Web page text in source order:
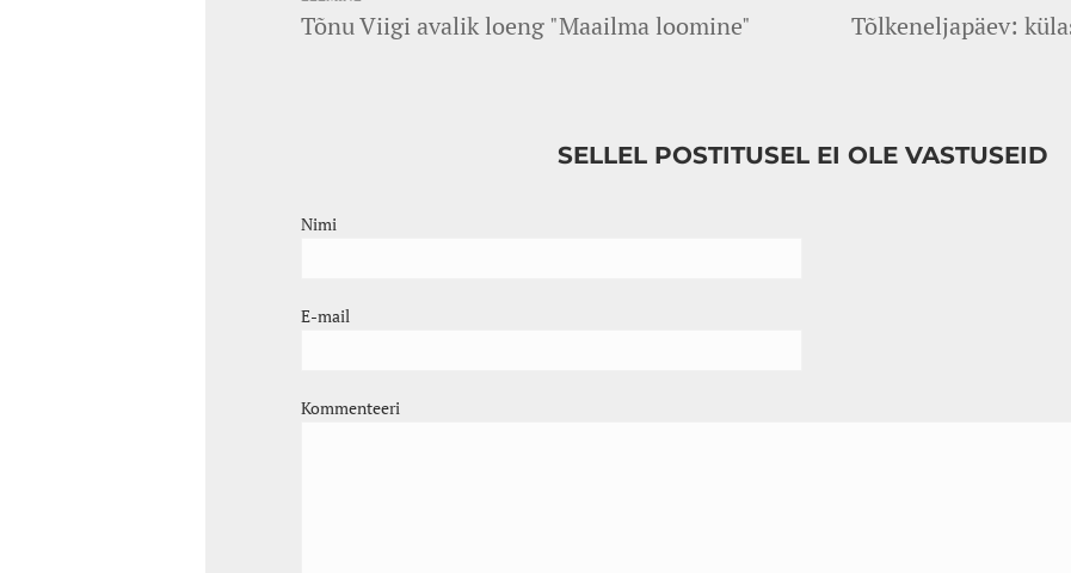
Tõnu Viigi avalik loeng "Maailma loomine" Tõlkeneljapäev:
SELLEL POSTITUSEL EI OLE VASTUSEID
Nimi
E-mail
Kommenteeri